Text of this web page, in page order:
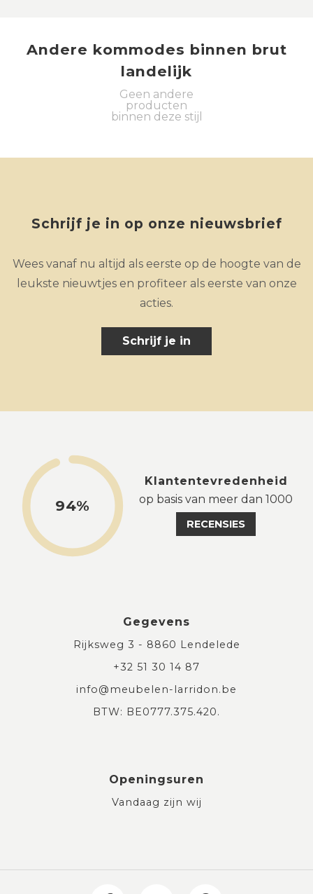
Andere kommodes binnen brut
landelijk
Geen andere
producten
binnen deze stijl
Schrijf je in op onze nieuwsbrief
Wees vanaf nu altijd als eerste op de hoogte van de
leukste nieuwtjes en profiteer als eerste van onze
acties.
Schrijf je in
94%
Klantentevredenheid
op basis van meer dan 1000
RECENSIES
Gegevens
Rijksweg 3 - 8860 Lendelede
+32 51 30 14 87
info@meubelen-larridon.be
BTW: BE0777.375.420.
Openingsuren
Vandaag zijn wij